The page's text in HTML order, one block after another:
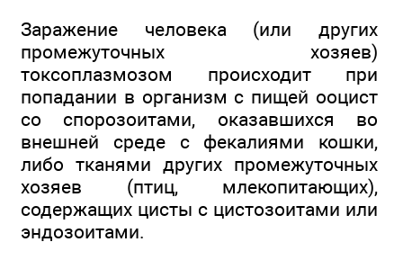
Заражение человека (или других
промежуточных хозяев)
токсоплазмозом происходит при
попадании в организм с пищей ооцист
со спорозоитами, оказавшихся во
внешней среде с фекалиями кошки,
либо тканями других промежуточных
хозяев (птиц, млекопитающих),
содержащих цисты с цистозоитами или
эндозоитами.